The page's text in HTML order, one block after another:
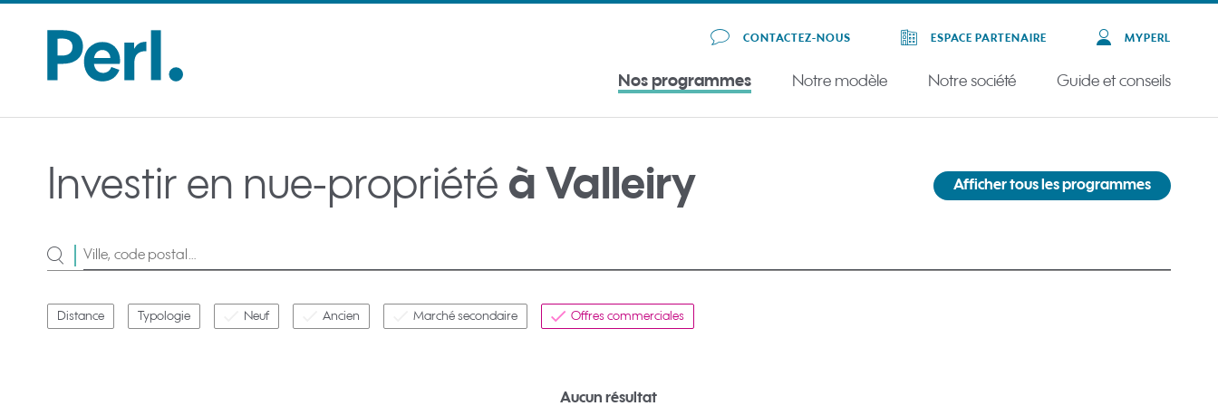
Nos programmes Notre modèle Notre société Guide et conseils
CONTACTEZ-NOUS ESPACE PARTENAIRE MYPERL
Investir en nue-propriété à Valleiry Afficher tous les programmes
Distance Typologie Neuf Ancien Marché secondaire Offres commerciales
Aucun résultat